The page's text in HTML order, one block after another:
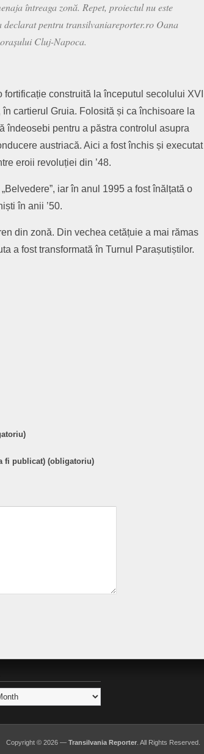
întreaga zonă. Repet, proiectul nu este
declarat pentru transilvaniareporter.ro Oana
Cluj-Napoca.
construită la începutul secolului XVIII
cartierul Gruia. Folosită și ca închisoare la
îndeosebi pentru a păstra controlul asupra
austriacă. Aici a fost închis și executat
eroii revoluției din ’48.
iar în anul 1995 a fost înălțată o
în anii ’50.
din zonă. Din vechea cetățuie a mai rămas
a fost transformată în Turnul Parașutiștilor.
fi publicat) (obligatoriu)
Copyright © 2026 — Transilvania Reporter. All Rights Reserved.